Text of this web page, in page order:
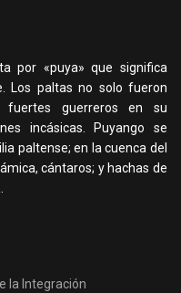
por «puya» que significa
Los paltas no solo fueron
fuertes guerreros en su
incásicas. Puyango se
paltense; en la cuenca del
cántaros; y hachas de
la Integración